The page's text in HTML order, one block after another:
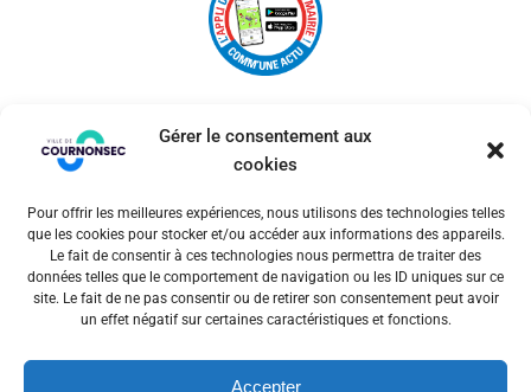
Gérer le consentement aux
cookies
Pour offrir les meilleures expériences, nous utilisons des technologies telles
que les cookies pour stocker et/ou accéder aux informations des appareils.
Le fait de consentir à ces technologies nous permettra de traiter des
données telles que le comportement de navigation ou les ID uniques sur ce
site. Le fait de ne pas consentir ou de retirer son consentement peut avoir
un effet négatif sur certaines caractéristiques et fonctions.
Accepter
© 2026 Ville de Cournonsec. Un service proposé par
Comm'un Site
Mentions légales